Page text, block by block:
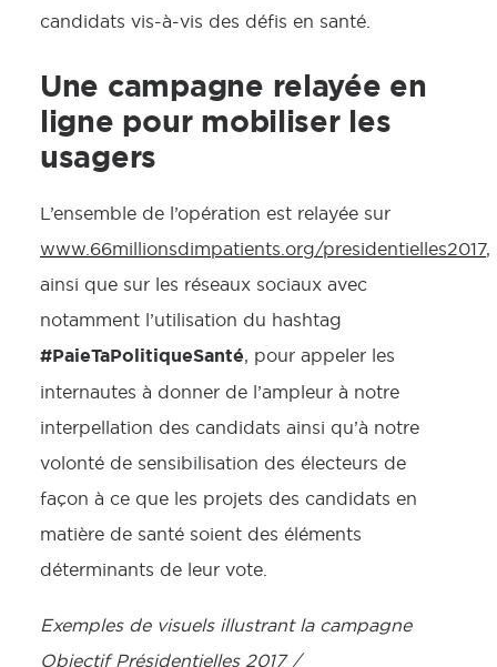
candidats vis-à-vis des défis en santé.
Une campagne relayée en
ligne pour mobiliser les
usagers
L’ensemble de l’opération est relayée sur
www.66millionsdimpatients.org/presidentielles2017,
ainsi que sur les réseaux sociaux avec
notamment l’utilisation du hashtag
#PaieTaPolitiqueSanté, pour appeler les
internautes à donner de l’ampleur à notre
interpellation des candidats ainsi qu’à notre
volonté de sensibilisation des électeurs de
façon à ce que les projets des candidats en
matière de santé soient des éléments
déterminants de leur vote.
Exemples de visuels illustrant la campagne
Objectif Présidentielles 2017 /